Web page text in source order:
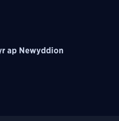
ap Newyddion